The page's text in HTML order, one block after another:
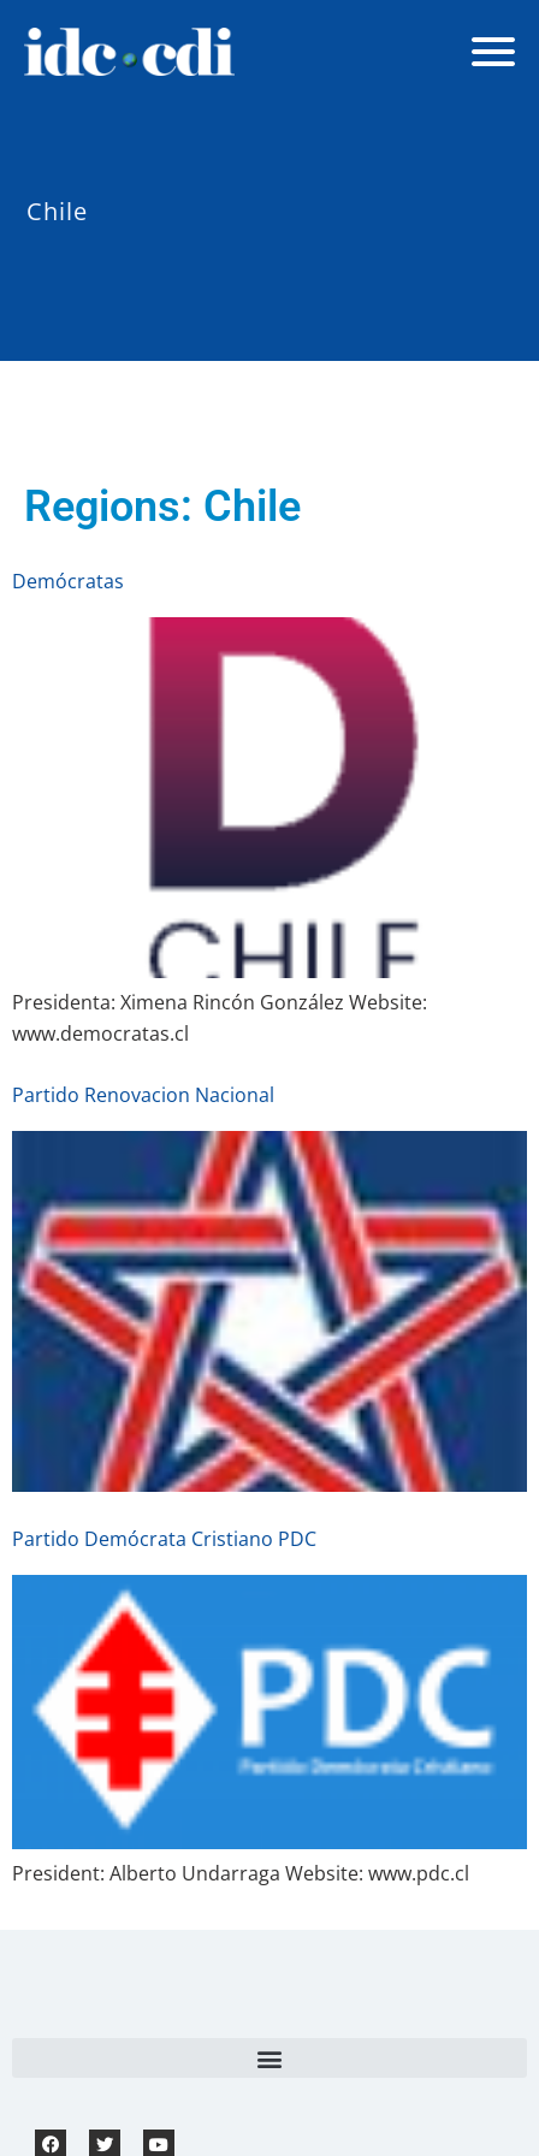
Chile
Regions: Chile
Demócratas
Presidenta: Ximena Rincón González Website:
www.democratas.cl
Partido Renovacion Nacional
Partido Demócrata Cristiano PDC
President: Alberto Undarraga Website: www.pdc.cl